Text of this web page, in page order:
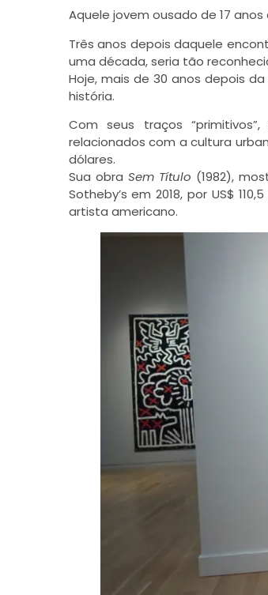
Aquele jovem ousado de 17
Três anos depois daquele
uma década, seria tão
Hoje, mais de 30 anos depois
história.
Com seus traços
relacionados com a cultura
dólares.
Sua obra Sem Título (1982),
Sotheby’s em 2018, por US$
artista americano.